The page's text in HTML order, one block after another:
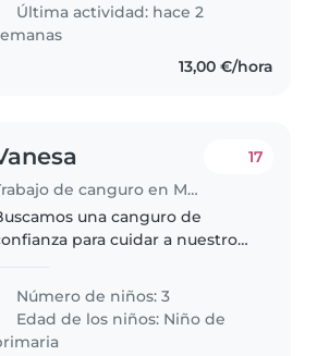
Última actividad: hace 2
13,00 €/hora
Trabajo de canguro en Málaga
17
una canguro de
para cuidar a nuestro
debe estar familiarizada con las
tareas del hogar y ayudar con las
tareas. Experiencia en el..
Número de niños: 3
Edad de los niños: Niño de